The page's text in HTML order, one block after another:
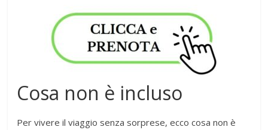
Cosa non è incluso
Per vivere il viaggio senza sorprese, ecco cosa non è